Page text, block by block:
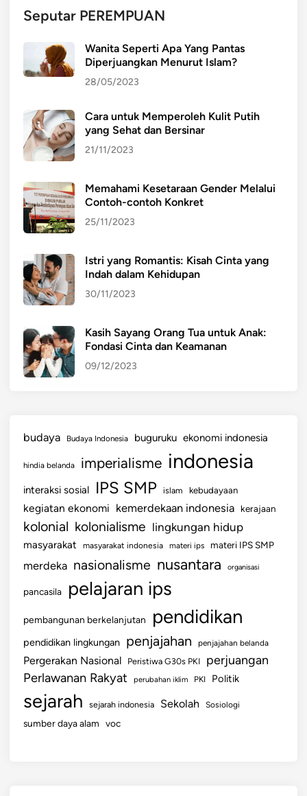
Seputar PEREMPUAN
Wanita Seperti Apa Yang Pantas
Diperjuangkan Menurut Islam?
28/05/2023
Cara untuk Memperoleh Kulit Putih
yang Sehat dan Bersinar
21/11/2023
Memahami Kesetaraan Gender Melalui
Contoh-contoh Konkret
25/11/2023
Istri yang Romantis: Kisah Cinta yang
Indah dalam Kehidupan
30/11/2023
Kasih Sayang Orang Tua untuk Anak:
Fondasi Cinta dan Keamanan
09/12/2023
budaya Budaya Indonesia buguruku ekonomi indonesia
hindia belanda imperialisme indonesia
interaksi sosial IPS SMP islam kebudayaan
kegiatan ekonomi kemerdekaan indonesia kerajaan
kolonial kolonialisme lingkungan hidup
masyarakat masyarakat indonesia materi ips materi IPS SMP
merdeka nasionalisme nusantara organisasi
pancasila pelajaran ips
pembangunan berkelanjutan pendidikan
pendidikan lingkungan penjajahan penjajahan belanda
Pergerakan Nasional Peristiwa G30s PKI perjuangan
Perlawanan Rakyat perubahan iklim PKI Politik
sejarah sejarah indonesia Sekolah Sosiologi
sumber daya alam voc